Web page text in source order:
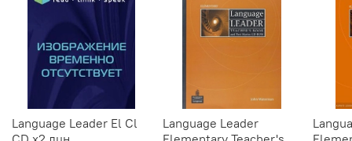
Language Leader El Cl
Language Leader